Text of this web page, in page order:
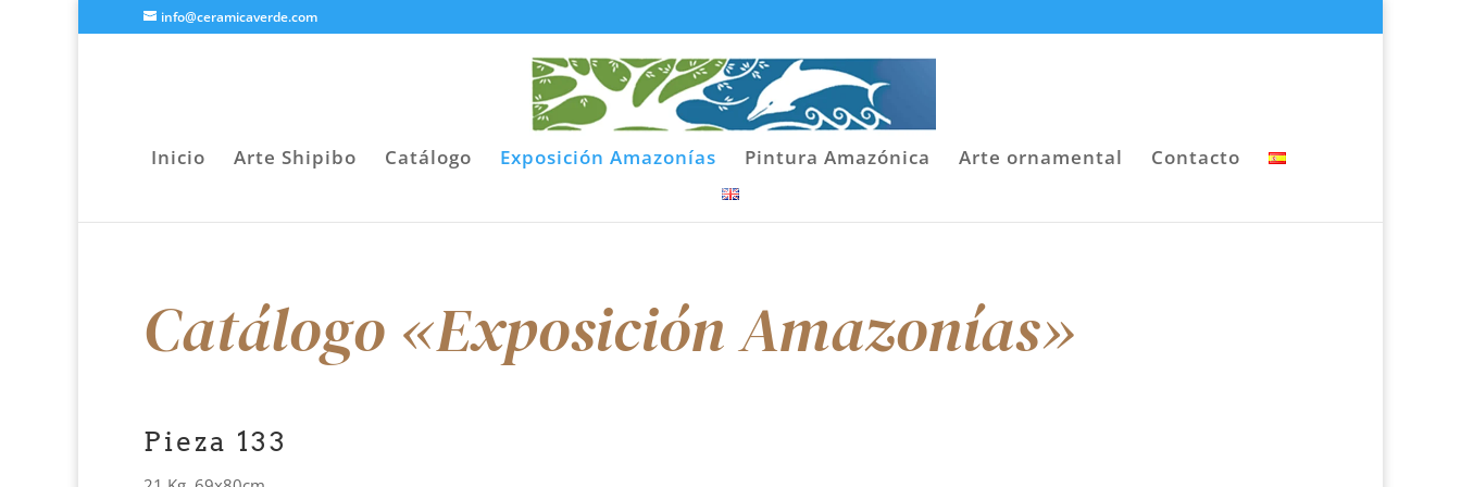
info@ceramicaverde.com
Inicio Arte Shipibo Catálogo Exposición Amazonías Pintura Amazónica Arte ornamental Contacto
Catálogo «Exposición Amazonías»
Pieza 133